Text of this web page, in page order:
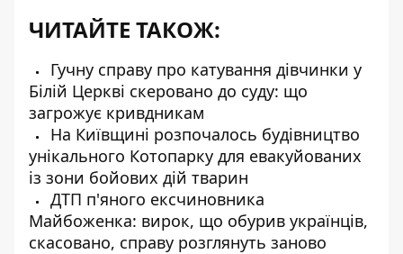
ЧИТАЙТЕ ТАКОЖ:
Гучну справу про катування дівчинки у
Білій Церкві скеровано до суду: що
загрожує кривдникам
На Київщині розпочалось будівництво
унікального Котопарку для евакуйованих
із зони бойових дій тварин
ДТП п'яного ексчиновника
Майбоженка: вирок, що обурив українців,
скасовано, справу розглянуть заново